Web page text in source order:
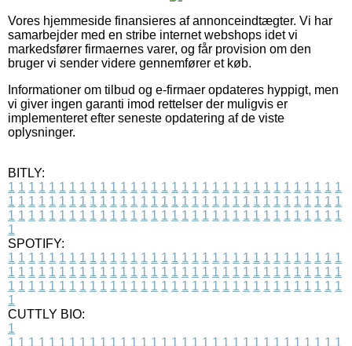
Vores hjemmeside finansieres af annonceindtægter. Vi har
samarbejder med en stribe internet webshops idet vi
markedsfører firmaernes varer, og får provision om den
bruger vi sender videre gennemfører et køb.
Informationer om tilbud og e-firmaer opdateres hyppigt, men
vi giver ingen garanti imod rettelser der muligvis er
implementeret efter seneste opdatering af de viste
oplysninger.
BITLY:
1 1 1 1 1 1 1 1 1 1 1 1 1 1 1 1 1 1 1 1 1 1 1 1 1 1 1 1 1 1 1 1 1
1 1 1 1 1 1 1 1 1 1 1 1 1 1 1 1 1 1 1 1 1 1 1 1 1 1 1 1 1 1 1 1 1
1 1 1 1 1 1 1 1 1 1 1 1 1 1 1 1 1 1 1 1 1 1 1 1 1 1 1 1 1 1 1 1 1
1
SPOTIFY:
1 1 1 1 1 1 1 1 1 1 1 1 1 1 1 1 1 1 1 1 1 1 1 1 1 1 1 1 1 1 1 1 1
1 1 1 1 1 1 1 1 1 1 1 1 1 1 1 1 1 1 1 1 1 1 1 1 1 1 1 1 1 1 1 1 1
1 1 1 1 1 1 1 1 1 1 1 1 1 1 1 1 1 1 1 1 1 1 1 1 1 1 1 1 1 1 1 1 1
1
CUTTLY BIO:
1
1 1 1 1 1 1 1 1 1 1 1 1 1 1 1 1 1 1 1 1 1 1 1 1 1 1 1 1 1 1 1 1 1